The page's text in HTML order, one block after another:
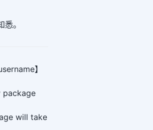
。
】
package
will take